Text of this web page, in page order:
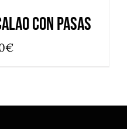
con Pasas
€